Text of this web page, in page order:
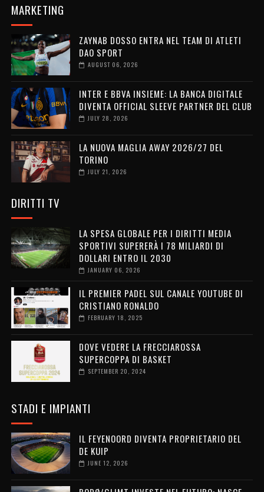
MARKETING
ZAYNAB DOSSO ENTRA NEL TEAM DI ATLETI
DAO SPORT
AUGUST 06, 2026
INTER E BBVA INSIEME: LA BANCA DIGITALE
DIVENTA OFFICIAL SLEEVE PARTNER DEL CLUB
JULY 28, 2026
LA NUOVA MAGLIA AWAY 2026/27 DEL
TORINO
JULY 21, 2026
DIRITTI TV
LA SPESA GLOBALE PER I DIRITTI MEDIA
SPORTIVI SUPERERÀ I 78 MILIARDI DI
DOLLARI ENTRO IL 2030
JANUARY 06, 2026
IL PREMIER PADEL SUL CANALE YOUTUBE DI
CRISTIANO RONALDO
FEBRUARY 18, 2025
DOVE VEDERE LA FRECCIAROSSA
SUPERCOPPA DI BASKET
SEPTEMBER 20, 2024
STADI E IMPIANTI
IL FEYENOORD DIVENTA PROPRIETARIO DEL
DE KUIP
JUNE 12, 2026